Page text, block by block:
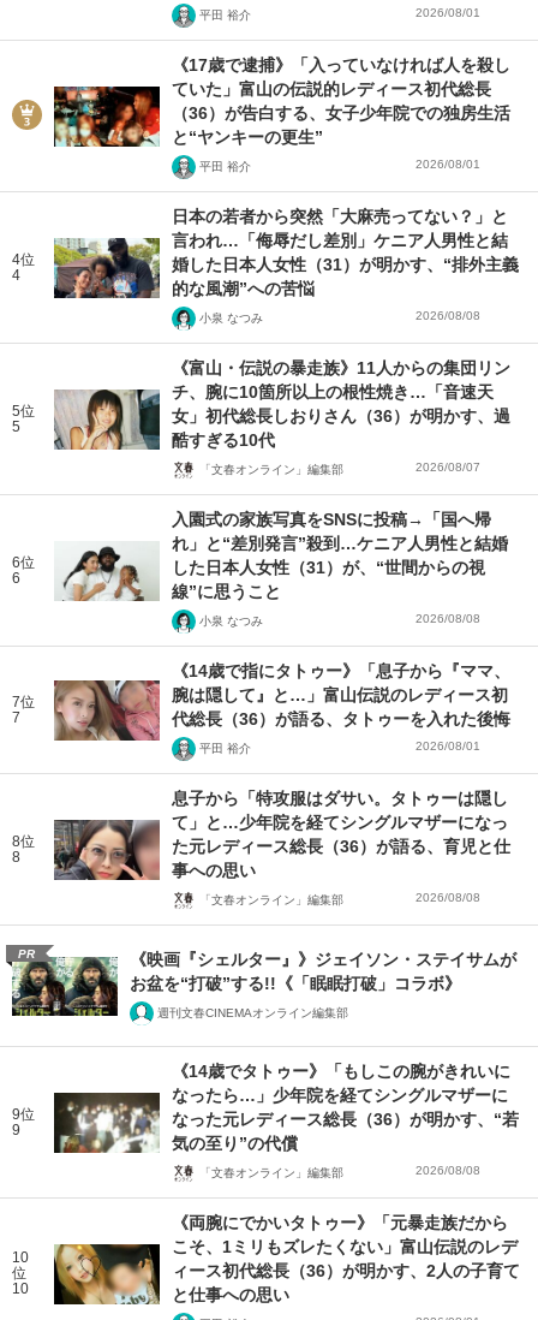
平田 裕介 2026/08/01
《17歳で逮捕》「入っていなければ人を殺し
ていた」富山の伝説的レディース初代総長
（36）が告白する、女子少年院での独房生活
と“ヤンキーの更生”
平田 裕介 2026/08/01
4位
4
日本の若者から突然「大麻売ってない？」と
言われ…「侮辱だし差別」ケニア人男性と結
婚した日本人女性（31）が明かす、“排外主義
的な風潮”への苦悩
小泉 なつみ 2026/08/08
5位
5
《富山・伝説の暴走族》11人からの集団リン
チ、腕に10箇所以上の根性焼き…「音速天
女」初代総長しおりさん（36）が明かす、過
酷すぎる10代
「文春オンライン」編集部 2026/08/07
6位
6
入園式の家族写真をSNSに投稿→「国へ帰
れ」と“差別発言”殺到…ケニア人男性と結婚
した日本人女性（31）が、“世間からの視
線”に思うこと
小泉 なつみ 2026/08/08
7位
7
《14歳で指にタトゥー》「息子から『ママ、
腕は隠して』と…」富山伝説のレディース初
代総長（36）が語る、タトゥーを入れた後悔
平田 裕介 2026/08/01
8位
8
息子から「特攻服はダサい。タトゥーは隠し
て」と…少年院を経てシングルマザーになっ
た元レディース総長（36）が語る、育児と仕
事への思い
「文春オンライン」編集部 2026/08/08
PR
《映画『シェルター』》ジェイソン・ステイサムが
お盆を“打破”する!!《「眠眠打破」コラボ》
週刊文春CINEMAオンライン編集部
9位
9
《14歳でタトゥー》「もしこの腕がきれいに
なったら…」少年院を経てシングルマザーに
なった元レディース総長（36）が明かす、“若
気の至り”の代償
「文春オンライン」編集部 2026/08/08
10
位
10
《両腕にでかいタトゥー》「元暴走族だから
こそ、1ミリもズレたくない」富山伝説のレデ
ィース初代総長（36）が明かす、2人の子育て
と仕事への思い